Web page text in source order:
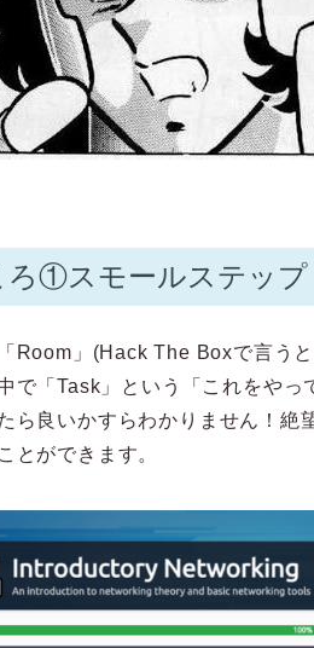
ろ①スモールステップ
Room」(Hack The Boxで言う
で「Task」という「これをや
ら良いかすらわかりません！絶
とができます。